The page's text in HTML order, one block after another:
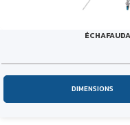
DIMENSIONS